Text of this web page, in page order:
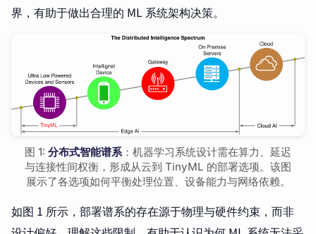
界，有助于做出合理的 ML 系统架构决策。
图 1: 分布式智能谱系：机器学习系统设计需在算力、延迟
与连接性间权衡，形成从云到 TinyML 的部署选项。该图
展示了各选项如何平衡处理位置、设备能力与网络依赖。
如图 1 所示，部署谱系的存在源于物理与硬件约束，而非